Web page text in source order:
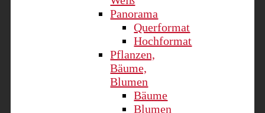
Panorama
Querformat
Hochformat
Pflanzen,
Bäume,
Blumen
Bäume
Blumen